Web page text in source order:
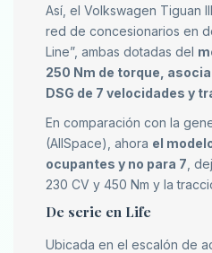
Así, el Volkswagen Tiguan
red de concesionarios en
Line”, ambas dotadas del
250 Nm de torque,
DSG de 7 velocidades y
En comparación con la
(AllSpace), ahora el
ocupantes y no para 7 ,
230 CV y 450 Nm y la
De serie en Life
Ubicada en el escalón de